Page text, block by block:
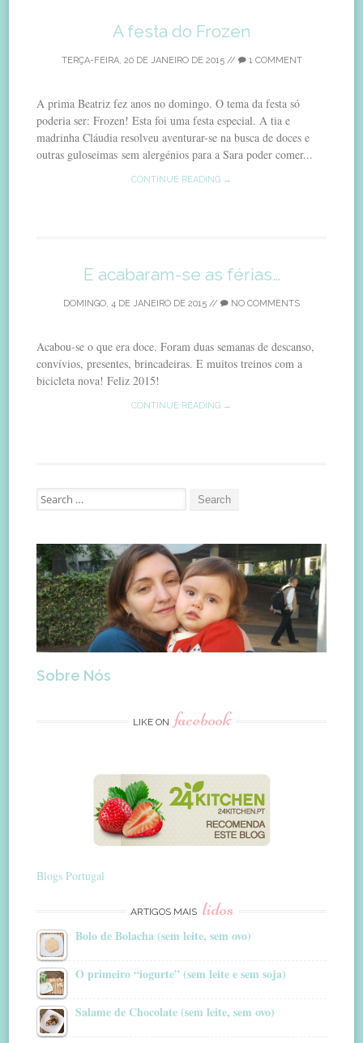
A festa do Frozen
TERÇA-FEIRA, 20 DE JANEIRO DE 2015// 1 COMMENT
A prima Beatriz fez anos no domingo. O tema da festa só
poderia ser: Frozen! Esta foi uma festa especial. A tia e
madrinha Cláudia resolveu aventurar-se na busca de doces e
outras guloseimas sem alergénios para a Sara poder comer...
CONTINUE READING →
E acabaram-se as férias…
DOMINGO, 4 DE JANEIRO DE 2015 // NO COMMENTS
Acabou-se o que era doce. Foram duas semanas de descanso,
convívios, presentes, brincadeiras. E muitos treinos com a
bicicleta nova! Feliz 2015!
CONTINUE READING →
Search
for:
Sobre Nós
LIKE ON facebook
Blogs Portugal
ARTIGOS MAIS lidos
Bolo de Bolacha (sem leite, sem ovo)
O primeiro “iogurte” (sem leite e sem soja)
Salame de Chocolate (sem leite, sem ovo)